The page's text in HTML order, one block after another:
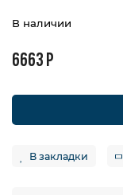
В наличии
6663 Р
В закладки